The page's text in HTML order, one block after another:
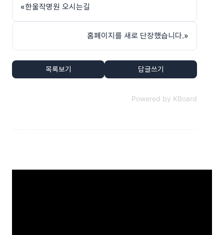
«한울작명원 오시는길
홈페이지를 새로 단장했습니다.»
목록보기 답글쓰기
Powered by KBoard